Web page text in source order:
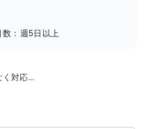
： 週5日以上
対応...